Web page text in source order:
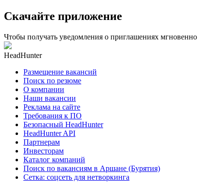
Скачайте приложение
Чтобы получать уведомления о приглашениях мгновенно
HeadHunter
Размещение вакансий
Поиск по резюме
О компании
Наши вакансии
Реклама на сайте
Требования к ПО
Безопасный HeadHunter
HeadHunter API
Партнерам
Инвесторам
Каталог компаний
Поиск по вакансиям в Аршане (Бурятия)
Сетка: соцсеть для нетворкинга